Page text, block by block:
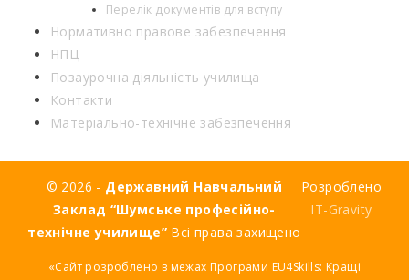
Перелік документів для вступу
Нормативно правове забезпечення
НПЦ
Позаурочна діяльність училища
Контакти
Матеріально-технічне забезпечення
© 2026 - Державний Навчальний
Заклад “Шумське професійно-
технічне училище” Всі права захищено
Розроблено
IT-Gravity
«Сайт розроблено в межах Програми EU4Skills: Кращі